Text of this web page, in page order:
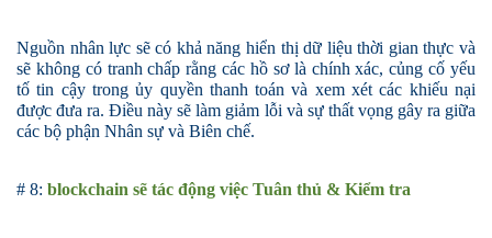
Nguồn nhân lực sẽ có khả năng hiển thị dữ liệu thời gian thực và
sẽ không có tranh chấp rằng các hồ sơ là chính xác, củng cố yếu
tố tin cậy trong ủy quyền thanh toán và xem xét các khiếu nại
được đưa ra. Điều này sẽ làm giảm lỗi và sự thất vọng gây ra giữa
các bộ phận Nhân sự và Biên chế.
# 8: blockchain sẽ tác động việc Tuân thủ & Kiểm tra